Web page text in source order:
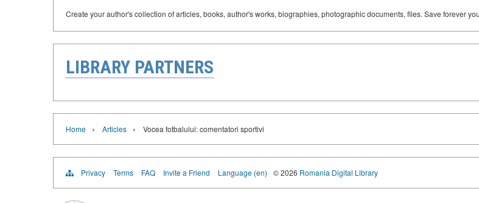
Create your author's collection of articles, books, author's works, biographies, photographic documents, files. Save forever
LIBRARY PARTNERS
Home › Articles › Vocea fotbalului: comentatori sportivi
Privacy Terms FAQ Invite a Friend Language (en) © 2026 Romania Digital Library